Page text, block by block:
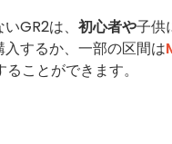
GR2は、 初心者や子供
入するか、一部の区間は
ことができます。